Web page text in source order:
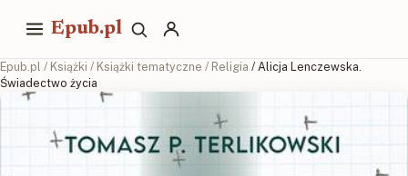
Epub.pl
Epub.pl / Książki / Książki tematyczne / Religia / Alicja Lenczewska.
Świadectwo życia